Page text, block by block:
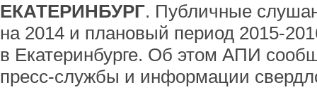
ЕКАТЕРИНБУРГ. Публичные
на 2014 и плановый период 2015-
в Екатеринбурге. Об этом АПИ
пресс-службы и информации